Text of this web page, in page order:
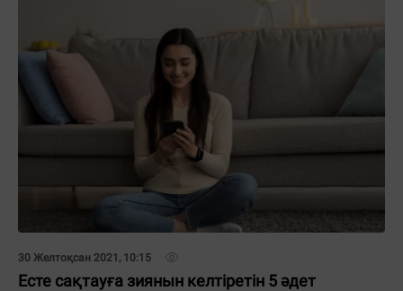
30 Желтоқсан 2021, 10:15
Есте сақтауға зиянын келтіретін 5 әдет